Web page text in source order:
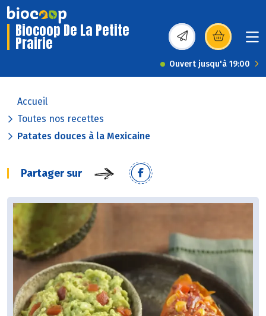
Biocoop De La Petite
Prairie (s’ouvre dans une
Ouvert jusqu'à 19:00
Accueil
Toutes nos recettes
Patates douces à la Mexicaine
Partager sur